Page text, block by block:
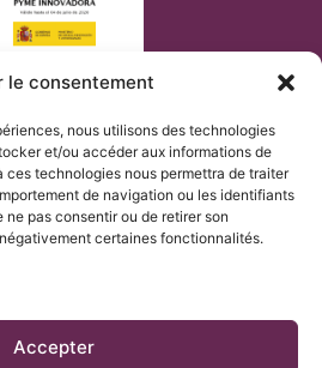
le consentement
nous utilisons des technologies
et/ou accéder aux informations de
ces technologies nous permettra de traiter
de navigation ou les identifiants
pas consentir ou de retirer son
certaines fonctionnalités.
Accepter